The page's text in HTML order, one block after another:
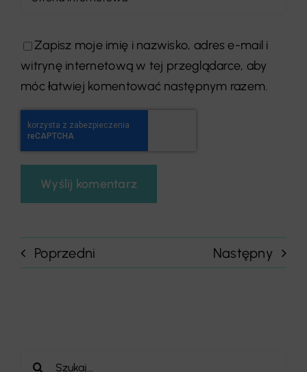
Zapisz moje imię i nazwisko, adres e-mail i
witrynę internetową w tej przeglądarce, aby
móc łatwiej komentować następnym razem.
Poprzedni Następny
Szukaj